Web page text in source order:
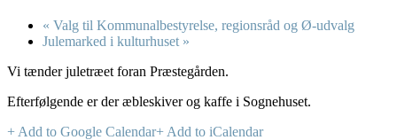
« Valg til Kommunalbestyrelse, regionsråd og Ø-udvalg
Julemarked i kulturhuset »
Vi tænder juletræet foran Præstegården.
Efterfølgende er der æbleskiver og kaffe i Sognehuset.
+ Add to Google Calendar+ Add to iCalendar